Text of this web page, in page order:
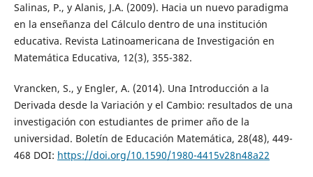
Salinas, P., y Alanis, J.A. (2009). Hacia un nuevo paradigma
en la enseñanza del Cálculo dentro de una institución
educativa. Revista Latinoamericana de Investigación en
Matemática Educativa, 12(3), 355-382.
Vrancken, S., y Engler, A. (2014). Una Introducción a la
Derivada desde la Variación y el Cambio: resultados de una
investigación con estudiantes de primer año de la
universidad. Boletín de Educación Matemática, 28(48), 449-
468 DOI: https://doi.org/10.1590/1980-4415v28n48a22